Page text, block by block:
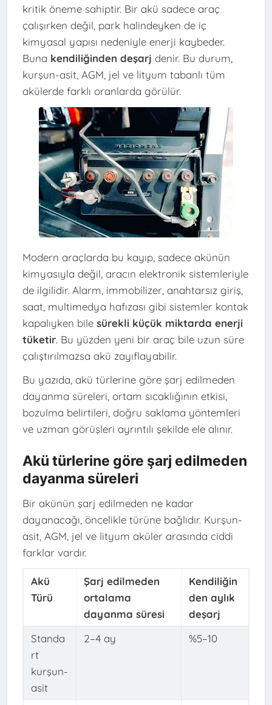
kritik öneme sahiptir. Bir akü sadece araç
çalışırken değil, park halindeyken de iç
kimyasal yapısı nedeniyle enerji kaybeder.
Buna kendiliğinden deşarj denir. Bu durum,
kurşun-asit, AGM, jel ve lityum tabanlı tüm
akülerde farklı oranlarda görülür.
Modern araçlarda bu kayıp, sadece akünün
kimyasıyla değil, aracın elektronik sistemleriyle
de ilgilidir. Alarm, immobilizer, anahtarsız giriş,
saat, multimedya hafızası gibi sistemler kontak
kapalıyken bile sürekli küçük miktarda enerji
tüketir. Bu yüzden yeni bir araç bile uzun süre
çalıştırılmazsa akü zayıflayabilir.
Bu yazıda, akü türlerine göre şarj edilmeden
dayanma süreleri, ortam sıcaklığının etkisi,
bozulma belirtileri, doğru saklama yöntemleri
ve uzman görüşleri ayrıntılı şekilde ele alınır.
Akü türlerine göre şarj edilmeden
dayanma süreleri
Bir akünün şarj edilmeden ne kadar
dayanacağı, öncelikle türüne bağlıdır. Kurşun-
asit, AGM, jel ve lityum aküler arasında ciddi
farklar vardır.
Akü
Türü
Şarj edilmeden
ortalama
dayanma süresi
Kendiliğin
den aylık
deşarj
Standa
rt
kurşun-
asit
2–4 ay %5–10